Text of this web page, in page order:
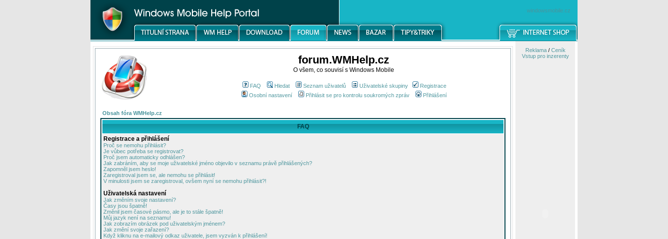
windowsmobile.cz
forum.WMHelp.cz
O všem, co souvisí s Windows Mobile
FAQ Hledat Seznam uživatelů Uživatelské skupiny
Registrace
Osobní nastavení
Přihlásit se pro kontrolu soukromých zpráv Přihlášení
Obsah fóra WMHelp.cz
FAQ
Registrace a přihlášení
Proč se nemohu přihlásit?
Je vůbec potřeba se registrovat?
Proč jsem automaticky odhlášen?
Jak zabráním, aby se moje uživatelské jméno objevilo v seznamu právě přihlášených?
Zapomněl jsem heslo!
Zaregistroval jsem se, ale nemohu se přihlásit!
V minulosti jsem se zaregistroval, ovšem nyní se nemohu přihlásit?!
Uživatelská nastavení
Jak změním svoje nastavení?
Časy jsou špatně!
Změnil jsem časové pásmo, ale je to stále špatně!
Můj jazyk není na seznamu!
Jak zobrazím obrázek pod uživatelským jménem?
Jak změní svoje zařazení?
Když kliknu na e-mailový odkaz uživatele, jsem vyzván k přihlášení!
Reklama/ Ceník
Vstup pro inzerenty